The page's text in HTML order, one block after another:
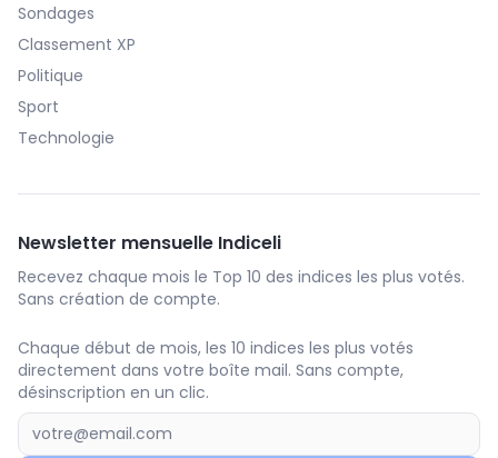
Sondages
Classement XP
Politique
Sport
Technologie
Newsletter mensuelle Indiceli
Recevez chaque mois le Top 10 des indices les plus votés.
Sans création de compte.
Chaque début de mois, les 10 indices les plus votés
directement dans votre boîte mail. Sans compte,
désinscription en un clic.